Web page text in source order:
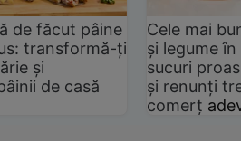
de făcut pâine
transformă-ți
și
de casă
Cele mai
și legume
sucuri
și renunți
comerț